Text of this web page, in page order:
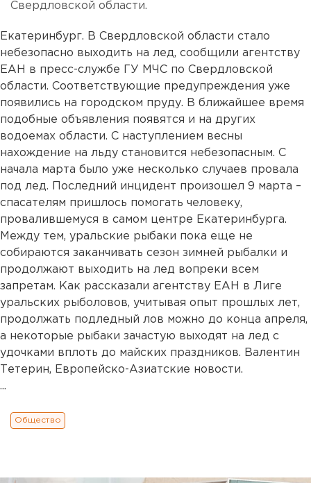
Свердловской области.
Екатеринбург. В Свердловской области стало
небезопасно выходить на лед, сообщили агентству
ЕАН в пресс-службе ГУ МЧС по Свердловской
области. Соответствующие предупреждения уже
появились на городском пруду. В ближайшее время
подобные объявления появятся и на других
водоемах области. С наступлением весны
нахождение на льду становится небезопасным. С
начала марта было уже несколько случаев провала
под лед. Последний инцидент произошел 9 марта –
спасателям пришлось помогать человеку,
провалившемуся в самом центре Екатеринбурга.
Между тем, уральские рыбаки пока еще не
собираются заканчивать сезон зимней рыбалки и
продолжают выходить на лед вопреки всем
запретам. Как рассказали агентству ЕАН в Лиге
уральских рыболовов, учитывая опыт прошлых лет,
продолжать подледный лов можно до конца апреля,
а некоторые рыбаки зачастую выходят на лед с
удочками вплоть до майских праздников. Валентин
Тетерин, Европейско-Азиатские новости.
...
Общество